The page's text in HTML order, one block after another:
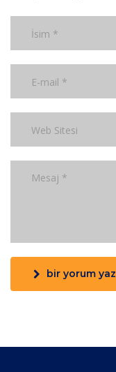
bir yorum yaz